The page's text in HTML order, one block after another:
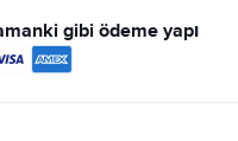
gibi ödeme yapı